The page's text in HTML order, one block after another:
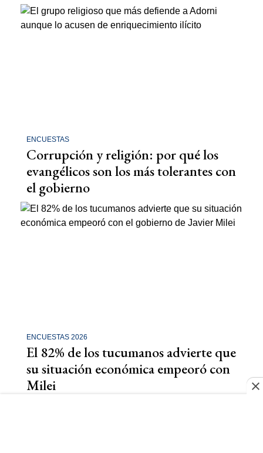
ENCUESTAS
Corrupción y religión: por qué los
evangélicos son los más tolerantes con
el gobierno
ENCUESTAS 2026
El 82% de los tucumanos advierte que
su situación económica empeoró con
Milei